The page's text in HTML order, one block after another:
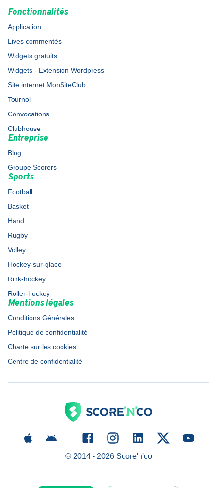
Fonctionnalités
Application
Lives commentés
Widgets gratuits
Widgets - Extension Wordpress
Site internet MonSiteClub
Tournoi
Convocations
Clubhouse
Entreprise
Blog
Groupe Scorers
Sports
Football
Basket
Hand
Rugby
Volley
Hockey-sur-glace
Rink-hockey
Roller-hockey
Mentions légales
Conditions Générales
Politique de confidentialité
Charte sur les cookies
Centre de confidentialité
© 2014 - 2026Score'n'co